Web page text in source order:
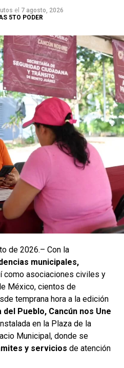
el 7 agosto, 2026
5TO PODER
de 2026.– Con la
municipales,
como asociaciones civiles y
México, cientos de
temprana hora a la edición
del Pueblo, Cancún nos Une
en la Plaza de la
Municipal, donde se
y servicios de atención